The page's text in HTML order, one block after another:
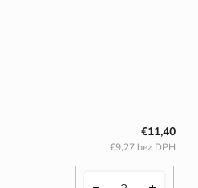
€11,40
€9,27 bez DPH